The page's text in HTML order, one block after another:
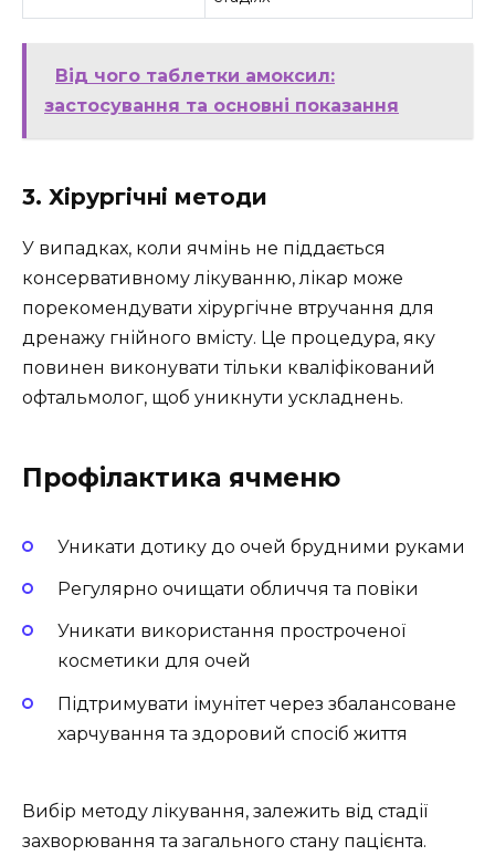
Від чого таблетки амоксил:
застосування та основні показання
3. Хірургічні методи
У випадках, коли ячмінь не піддається
консервативному лікуванню, лікар може
порекомендувати хірургічне втручання для
дренажу гнійного вмісту. Це процедура, яку
повинен виконувати тільки кваліфікований
офтальмолог, щоб уникнути ускладнень.
Профілактика ячменю
Уникати дотику до очей брудними руками
Регулярно очищати обличчя та повіки
Уникати використання простроченої
косметики для очей
Підтримувати імунітет через збалансоване
харчування та здоровий спосіб життя
Вибір методу лікування, залежить від стадії
захворювання та загального стану пацієнта.